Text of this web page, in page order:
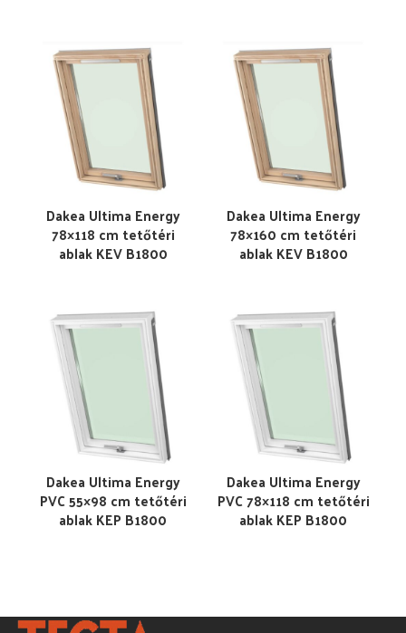
Dakea Ultima Energy
78×118 cm tetőtéri
ablak KEV B1800
Dakea Ultima Energy
78×160 cm tetőtéri
ablak KEV B1800
Dakea Ultima Energy
PVC 55×98 cm tetőtéri
ablak KEP B1800
Dakea Ultima Energy
PVC 78×118 cm tetőtéri
ablak KEP B1800